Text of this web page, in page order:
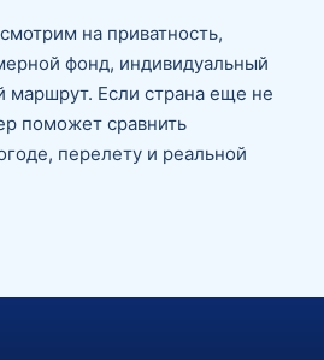
на приватность,
фонд, индивидуальный
маршрут. Если страна еще не
поможет сравнить
перелету и реальной